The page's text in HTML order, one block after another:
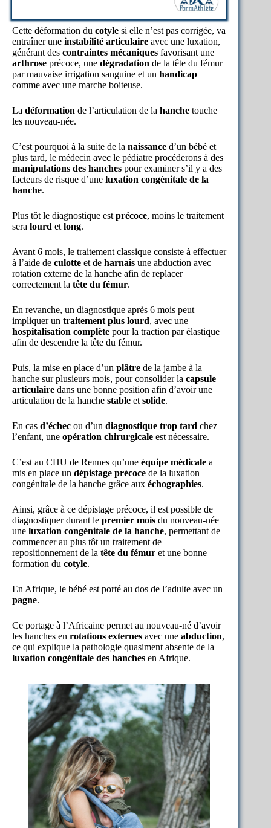
Cette déformation du cotyle si elle n’est pas corrigée, va
entraîner une instabilité articulaire avec une luxation,
générant des contraintes mécaniques favorisant une
arthrose précoce, une dégradation de la tête du fémur
par mauvaise irrigation sanguine et un handicap
comme avec une marche boiteuse.
La déformation de l’articulation de la hanche touche
les nouveau-née.
C’est pourquoi à la suite de la naissance d’un bébé et
plus tard, le médecin avec le pédiatre procéderons à des
manipulations des hanches pour examiner s’il y a des
facteurs de risque d’une luxation congénitale de la
hanche.
Plus tôt le diagnostique est précoce, moins le traitement
sera lourd et long.
Avant 6 mois, le traitement classique consiste à effectuer
à l’aide de culotte et de harnais une abduction avec
rotation externe de la hanche afin de replacer
correctement la tête du fémur.
En revanche, un diagnostique après 6 mois peut
impliquer un traitement plus lourd, avec une
hospitalisation complète pour la traction par élastique
afin de descendre la tête du fémur.
Puis, la mise en place d’un plâtre de la jambe à la
hanche sur plusieurs mois, pour consolider la capsule
articulaire dans une bonne position afin d’avoir une
articulation de la hanche stable et solide.
En cas d’échec ou d’un diagnostique trop tard chez
l’enfant, une opération chirurgicale est nécessaire.
C’est au CHU de Rennes qu’une équipe médicale a
mis en place un dépistage précoce de la luxation
congénitale de la hanche grâce aux échographies.
Ainsi, grâce à ce dépistage précoce, il est possible de
diagnostiquer durant le premier mois du nouveau-née
une luxation congénitale de la hanche, permettant de
commencer au plus tôt un traitement de
repositionnement de la tête du fémur et une bonne
formation du cotyle.
En Afrique, le bébé est porté au dos de l’adulte avec un
pagne.
Ce portage à l’Africaine permet au nouveau-né d’avoir
les hanches en rotations externes avec une abduction,
ce qui explique la pathologie quasiment absente de la
luxation congénitale des hanches en Afrique.